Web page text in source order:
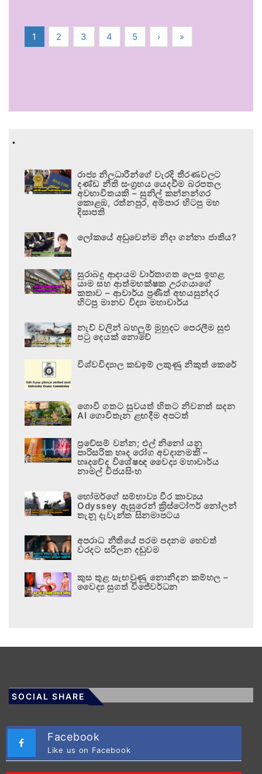
1 2 3 4 5 › »
.
රාජ්‍ය නිලධාරීන්ගේ වැරදි තීරණවලට
දණ්ඩ නීති සංග්‍රහය යෙදවීම බරපතල
අවභාවිතයකි – සුනිල් කන්නන්ගර
කොළඹ, රත්නපුර, අම්පාර හිටපු මහ
දිසාපති
ලෝකයේ අඩුවෙන්ම නිදා ගන්නා ජාතිය?
සුරාබදු ආදායම වාර්තාගත ලෙස ඉහළ
යාම සහ ආත්මභක්ෂක උරගයාගේ
කතාව – ආචාර්ය ප්‍රණීත් අභයසුන්දර
හිටපු මානව විද්‍යා මහාචාර්ය
නැව් වලින් බහලුම් මුහුදට පෙරලීම සුළු
පටු දෙයක් නොවේ
විශ්වවිද්‍යාල කඩඉම් ලකුණු නිකුත් කෙරේ
ගොවි ගතට සුවයත් හිතට නිවනත් සදන
AI ගොවිතැන ළඟදීම අපටත්
ප්‍රවේසම් වන්න; එල් නිනෝ යනු
පාරිසරික හෘද රෝග අවදානමකි –
හෘදවේද විශේෂඥ වෛද්‍ය මහාචාර්ය
නාමල් විජයසිංහ
හෝමර්ගේ සම්භාව්‍ය වීර කාව්‍යය
Odyssey ඇසුරෙන් ක්‍රිස්ටෝෆර් නෝලන්
තැනූ දැවැන්ත සිනමාපටය
අපරාධ නීතියේ පරම පදනම හෙවත්
වරදට සරිලන දඬුවම
කුස තුළ සැඟවුණු නොනිදන කම්හල –
වෛද්‍ය සුගත් විජේවර්ධන
SOCIAL SHARE
Facebook
Like us on Facebook